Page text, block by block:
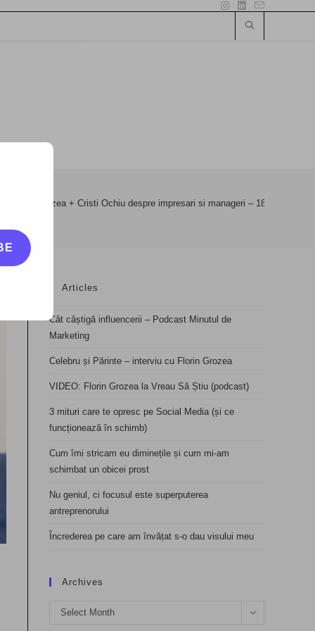
Florin Grozea + Cristi Ochiu despre impresari si manageri – 18 Iulie 2016
Articles
Cât câștigă influencerii – Podcast Minutul de
Marketing
Celebru și Părinte – interviu cu Florin Grozea
VIDEO: Florin Grozea la Vreau Să Știu (podcast)
3 mituri care te opresc pe Social Media (și ce
funcționează în schimb)
Cum îmi stricam eu diminețile și cum mi-am
schimbat un obicei prost
Nu geniul, ci focusul este superputerea
antreprenorului
Încrederea pe care am învățat s-o dau visului meu
Archives
Archives
Select Month